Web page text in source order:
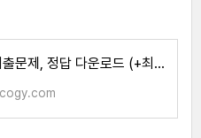
공인중개사 기출문제, 정답 다운로드 (+최근 10개년)